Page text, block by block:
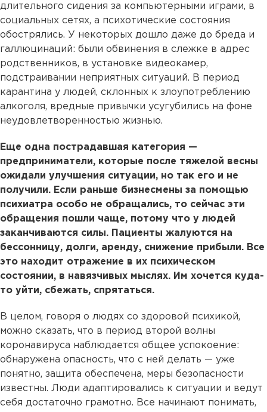
длительного сидения за компьютерными играми, в
социальных сетях, а психотические состояния
обострялись. У некоторых дошло даже до бреда и
галлюцинаций: были обвинения в слежке в адрес
родственников, в установке видеокамер,
подстраивании неприятных ситуаций. В период
карантина у людей, склонных к злоупотреблению
алкоголя, вредные привычки усугубились на фоне
неудовлетворенностью жизнью.
Еще одна пострадавшая категория —
предприниматели, которые после тяжелой весны
ожидали улучшения ситуации, но так его и не
получили. Если раньше бизнесмены за помощью
психиатра особо не обращались, то сейчас эти
обращения пошли чаще, потому что у людей
заканчиваются силы. Пациенты жалуются на
бессонницу, долги, аренду, снижение прибыли. Все
это находит отражение в их психическом
состоянии, в навязчивых мыслях. Им хочется куда-
то уйти, сбежать, спрятаться.
В целом, говоря о людях со здоровой психикой,
можно сказать, что в период второй волны
коронавируса наблюдается общее успокоение:
обнаружена опасность, что с ней делать — уже
понятно, защита обеспечена, меры безопасности
известны. Люди адаптировались к ситуации и ведут
себя достаточно грамотно. Все начинают понимать,